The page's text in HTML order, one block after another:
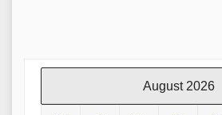
August 2026